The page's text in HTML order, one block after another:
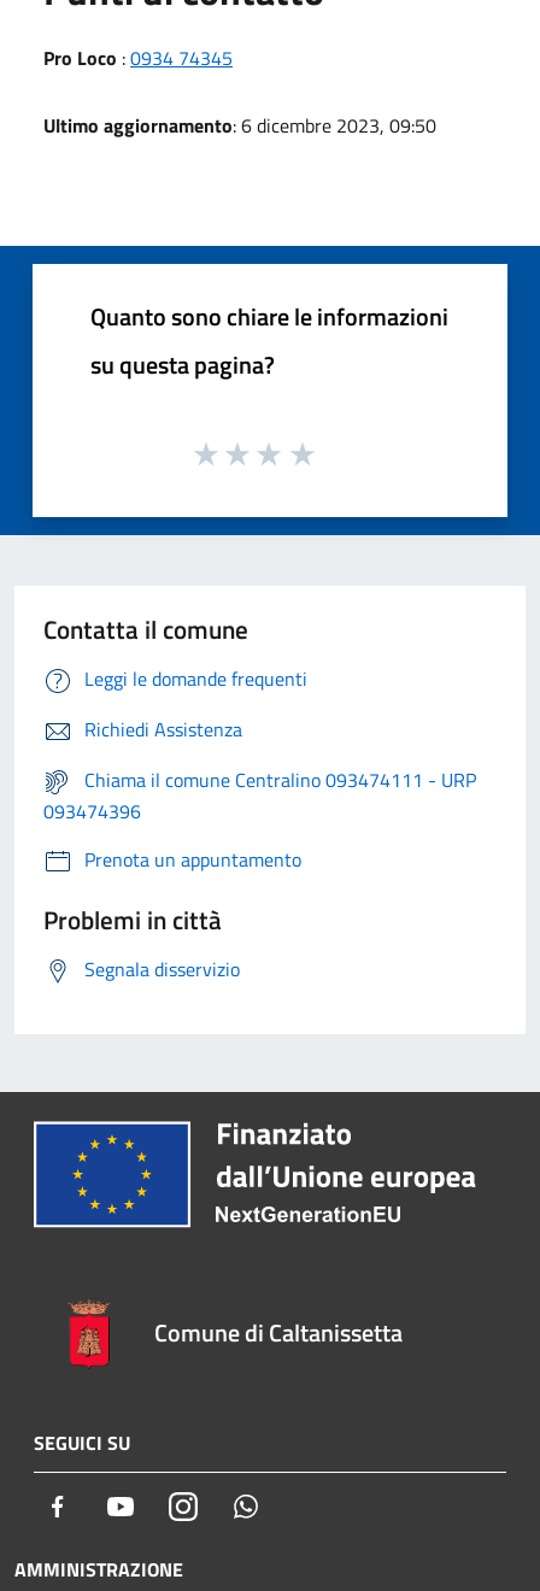
Pro Loco :0934 74345
Ultimo aggiornamento: 6 dicembre 2023, 09:50
Quanto sono chiare le informazioni
su questa pagina?
Contatta il comune
Leggi le domande frequenti
Richiedi Assistenza
Chiama il comune Centralino 093474111 - URP
093474396
Prenota un appuntamento
Problemi in città
Segnala disservizio
Comune di Caltanissetta
SEGUICI SU
Facebook YoutubeInstagram
AMMINISTRAZIONE